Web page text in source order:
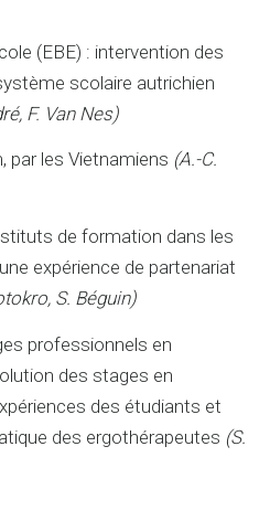
(EBE) : intervention des
scolaire autrichien
F. Van Nes)
par les Vietnamiens (A.-C.
de formation dans les
expérience de partenariat
S. Béguin)
professionnels en
des stages en
des étudiants et
des ergothérapeutes (S.